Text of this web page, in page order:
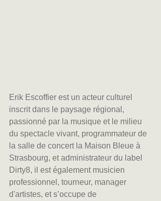
Erik Escoffier est un acteur culturel
inscrit dans le paysage régional,
passionné par la musique et le milieu
du spectacle vivant, programmateur de
la salle de concert la Maison Bleue à
Strasbourg, et administrateur du label
Dirty8, il est également musicien
professionnel, tourneur, manager
d'artistes, et s’occupe de